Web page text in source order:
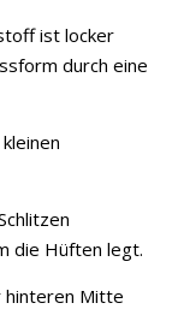
ist locker
durch eine
die Hüften legt.
hinteren Mitte